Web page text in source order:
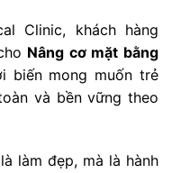
Clinic, khách hàng
Nâng cơ mặt bằng
mong muốn trẻ
và bền vững theo
làm đẹp, mà là hành